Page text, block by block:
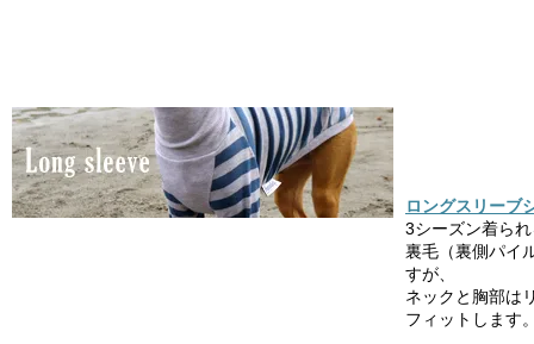
ロングスリーブ
3シーズン着ら
裏毛（裏側パイ
すが、
ネックと胸部は
フィットします